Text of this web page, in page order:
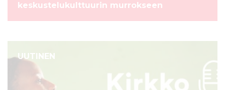
keskustelukulttuurin murrokseen
UUTINEN